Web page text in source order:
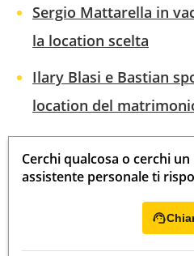
Sergio Mattarella in
la location scelta
Ilary Blasi e Bastian
location del
Cerchi qualcosa o cerchi
assistente personale ti